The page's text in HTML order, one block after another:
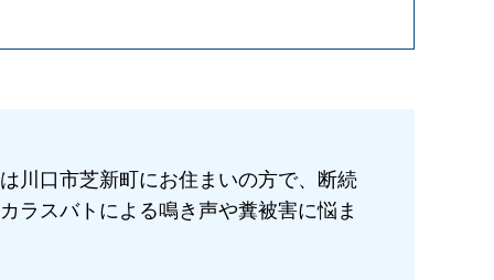
川口市芝新町にお住まいの方で、断続
ラスバトによる鳴き声や糞被害に悩ま